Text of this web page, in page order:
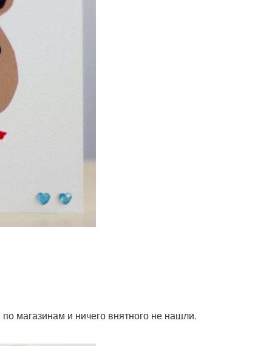
магазинам и ничего внятного не нашли.